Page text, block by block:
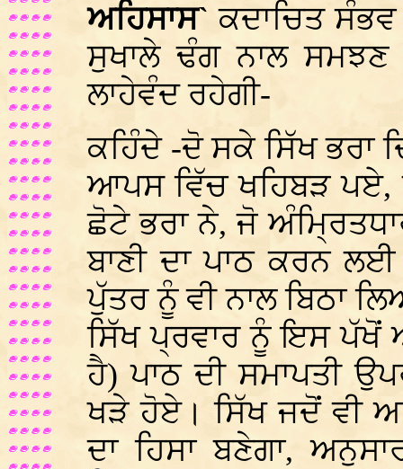
ਅਹਿਸਾਸ`ਕਦਾਚਿਤ
ਸੁਖਾਲੇ ਢੰਗ ਨਾਲ ਸਮਝਣ
ਲਾਹੇਵੰਦ ਰਹੇਗੀ-
ਕਹਿੰਦੇ -ਦੋ ਸਕੇ ਸਿੱਖ ਭਰਾ
ਆਪਸ ਵਿੱਚ ਖਹਿਬੜ
ਛੋਟੇ ਭਰਾ ਨੇ, ਜੋ
ਬਾਣੀ ਦਾ ਪਾਠ ਕਰਨ
ਪੁੱਤਰ ਨੂੰ ਵੀ ਨਾਲ ਬਿਠਾ
ਸਿੱਖ ਪ੍ਰਵਾਰ ਨੂੰ ਇਸ ਪੱਖੋਂ
ਹੈ) ਪਾਠ ਦੀ ਸਮਾਪਤੀ
ਖੜੇ ਹੋਏ। ਸਿੱਖ ਜਦੋਂ ਵੀ
ਦਾ ਹਿਸਾ ਬਣੇਗਾ,